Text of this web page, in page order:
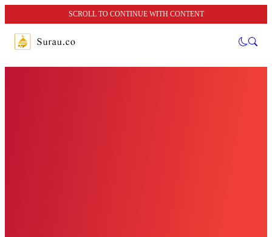
SCROLL TO CONTINUE WITH CONTENT